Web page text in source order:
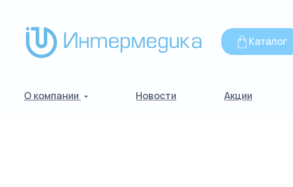
Каталог
О компании Новости Акции